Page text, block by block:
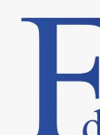
conteúdo